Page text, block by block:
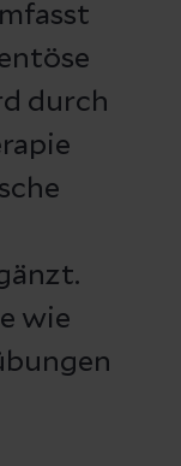
durch
wie